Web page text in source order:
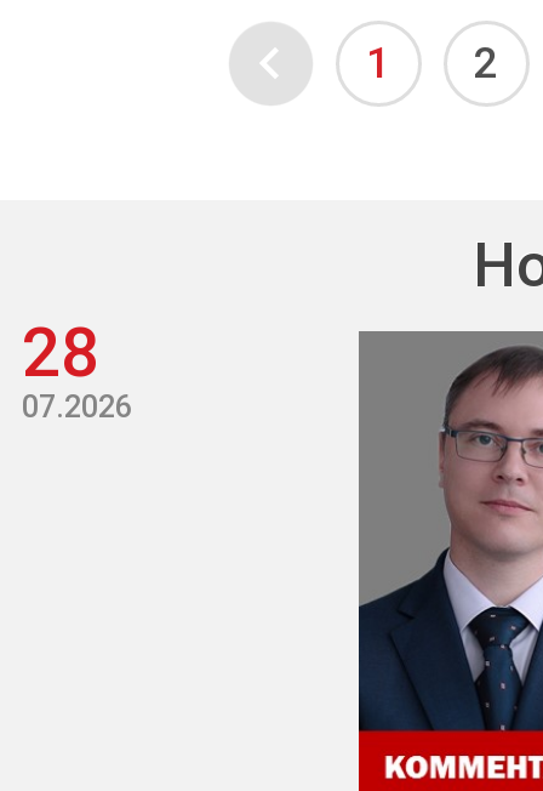
1 2
28
07.2026